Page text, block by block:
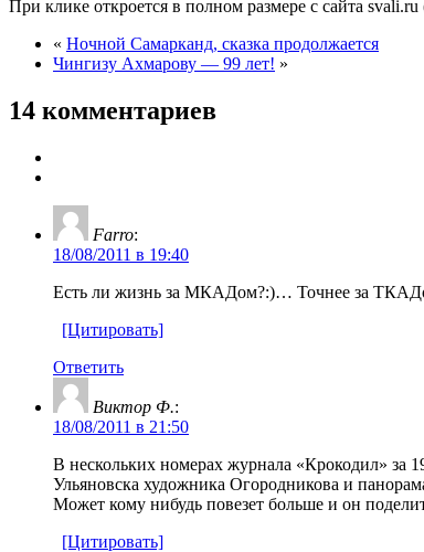
При клике откроется в полном размере с сайта
« Ночной Самарканд, сказка продолжается
Чингизу Ахмарову — 99 лет! »
14 комментариев
Farro:
18/08/2011 в 19:40
Есть ли жизнь за МКАДом?:)… Точнее за
[Цитировать]
Ответить
Виктор Ф.:
18/08/2011 в 21:50
В нескольких номерах журнала «Крокодил» за
Ульяновска художника Огородникова и
Может кому нибудь повезет больше и он
[Цитировать]